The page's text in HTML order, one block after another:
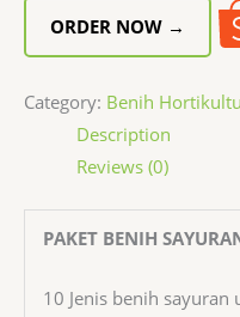
ORDER NOW →
Category: Benih
Description
Reviews (0)
PAKET BENIH
10 Jenis benih sayuran